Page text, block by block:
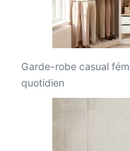
Garde-robe casual
quotidien